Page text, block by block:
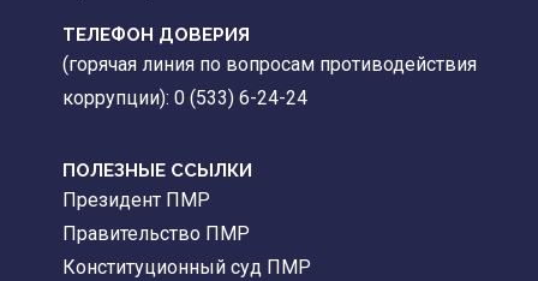
ТЕЛЕФОН ДОВЕРИЯ
(горячая линия по вопросам противодействия
коррупции): 0 (533) 6-24-24
ПОЛЕЗНЫЕ ССЫЛКИ
Президент ПМР
Правительство ПМР
Конституционный суд ПМР